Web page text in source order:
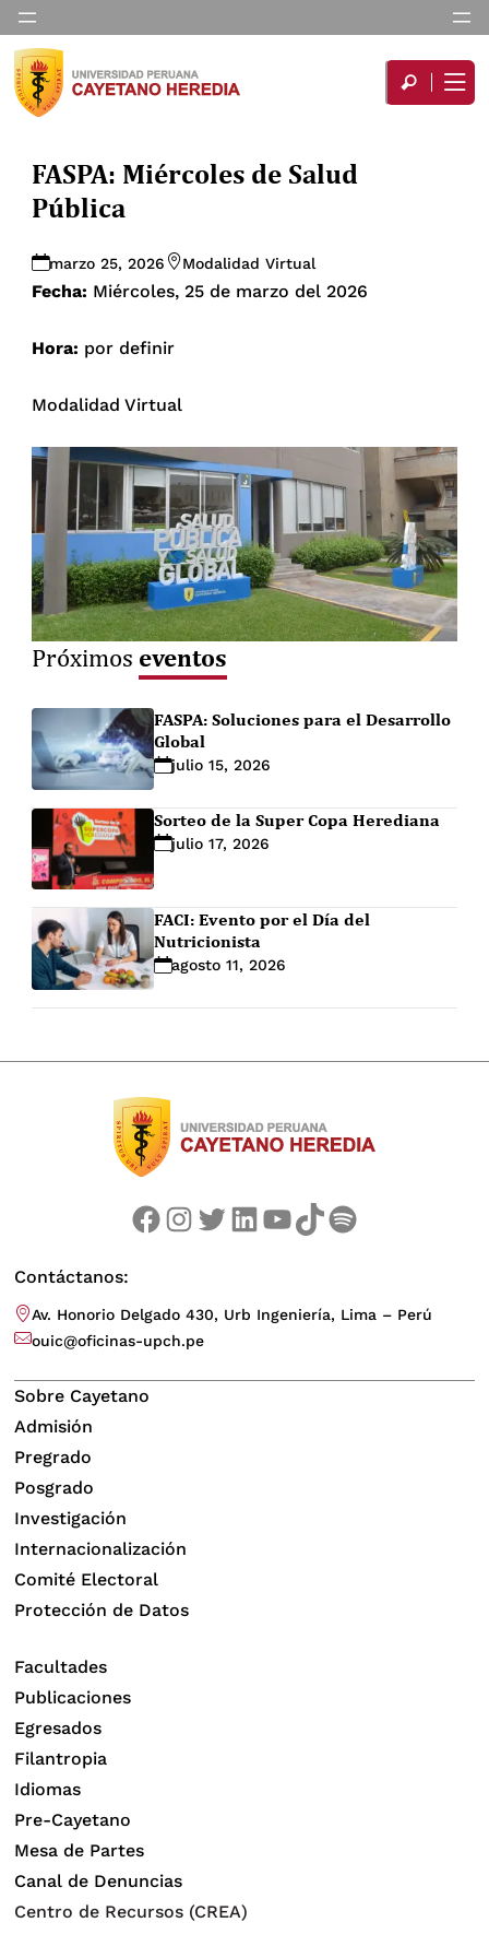
FASPA: Miércoles de Salud
Pública
marzo 25, 2026 Modalidad Virtual
Fecha: Miércoles, 25 de marzo del 2026
Hora: por definir
Modalidad Virtual
Próximos eventos
FASPA: Soluciones para el Desarrollo
Global
julio 15, 2026
Sorteo de la Super Copa Herediana
julio 17, 2026
FACI: Evento por el Día del
Nutricionista
agosto 11, 2026
Facebook Instagram Twitter LinkedIn YouTube TikTok Spotify
Contáctanos:
Av. Honorio Delgado 430, Urb Ingeniería, Lima – Perú
ouic@oficinas-upch.pe
Sobre Cayetano
Admisión
Pregrado
Posgrado
Investigación
Internacionalización
Comité Electoral
Protección de Datos
Facultades
Publicaciones
Egresados
Filantropia
Idiomas
Pre-Cayetano
Mesa de Partes
Canal de Denuncias
Centro de Recursos (CREA)